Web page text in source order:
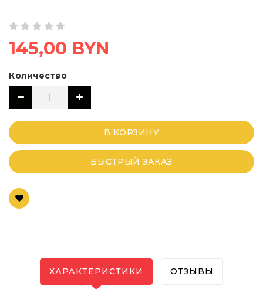
145,00 BYN
Количество
В КОРЗИНУ
БЫСТРЫЙ ЗАКАЗ
ХАРАКТЕРИСТИКИ ОТЗЫВЫ